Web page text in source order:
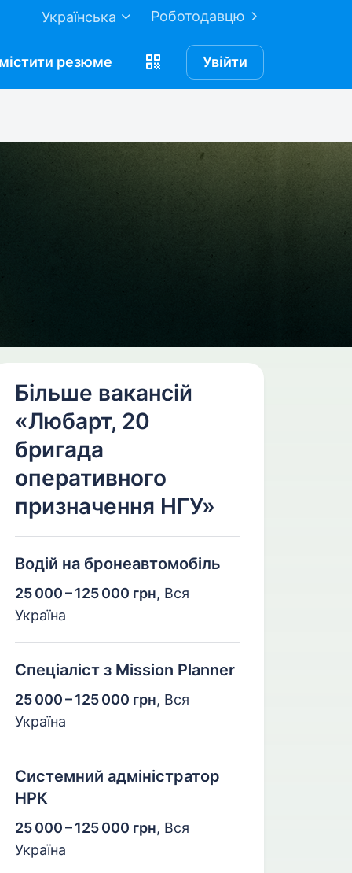
Роботодавцю
Українська
резюме Увійти
Більше вакансій
«Любарт, 20
бригада
оперативного
призначення НГУ»
Водій на бронеавтомобіль
25 000 – 125 000 грн, Вся
Україна
Спеціаліст з Mission Planner
25 000 – 125 000 грн, Вся
Україна
Системний адміністратор
НРК
25 000 – 125 000 грн, Вся
Україна